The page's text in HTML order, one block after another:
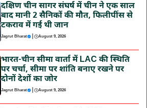
दक्षिण चीन सागर संघर्ष में चीन ने एक साल
बाद मानी 2 सैनिकों की मौत, फिलीपींस से
टकराव में गई थी जान
Jagrut Bharat | August 9, 2026
भारत-चीन सीमा वार्ता में LAC की स्थिति
पर चर्चा, सीमा पर शांति बनाए रखने पर
दोनों देशों का जोर
Jagrut Bharat | August 9, 2026